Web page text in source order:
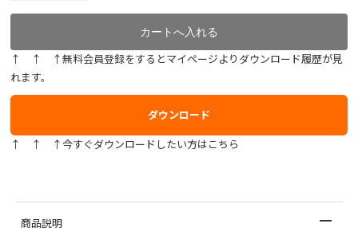
↑ ↑ ↑無料会員登録をするとマイページよりダウンロード履歴が見
れます。
ダウンロード
↑ ↑ ↑今すぐダウンロードしたい方はこちら
商品説明